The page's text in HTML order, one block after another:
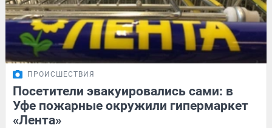
ПРОИСШЕСТВИЯ
Посетители эвакуировались сами: в
Уфе пожарные окружили гипермаркет
«Лента»